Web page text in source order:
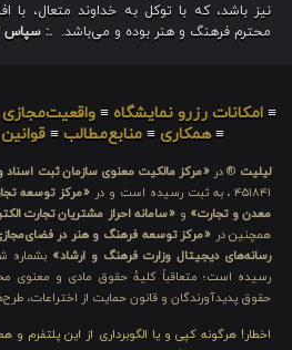
نیز باشد، که با توکل به خداوند متعال، با
محترم فرهنگ و هنر بوده و می‌باشد. .: سپاس
≡ امکانات رزرو نمایشگاه ≡
≡همکاری ≡منابع‌مطالب ≡قوانین
لیلیت ® در «مرکز مالکیت معنوی سازمان ثبت اسناد
۴۵۱۸۴۱ ، به ثبت رسیده است و در
«مرکز توسعه
معدن و تجارت» و «سامانه احراز مشتریان تجارت
همچنین در «مرکز توسعه فرهنگ و هنر در
رسانه‌های دیجیتال وزارت فرهنگ و ارشاد»
رسیده است؛ متعاقباً کلیهٔ حقوق مادی و معنوی
حقوق پدیدآورندگان و قانون حمایت از اختراعات،
اخطار! هرگونه کپی و یا الگوبرداری از این پلتفرم